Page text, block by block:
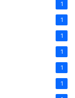
1
1
1
1
1
1